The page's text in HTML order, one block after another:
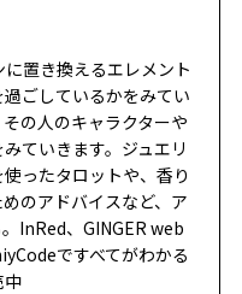
置き換えるエレメント
ごしているかをみてい
の人のキャラクターや
ていきます。ジュエリ
ったタロットや、香り
のアドバイスなど、ア
InRed、GINGER web
ですべてがわかる
中